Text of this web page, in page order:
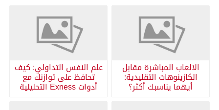
الالعاب المباشرة مقابل
الكازينوهات التقليدية:
أيهما يناسبك أكثر؟
علم النفس التداولي: كيف
تحافظ على توازنك مع
أدوات Exness التحليلية